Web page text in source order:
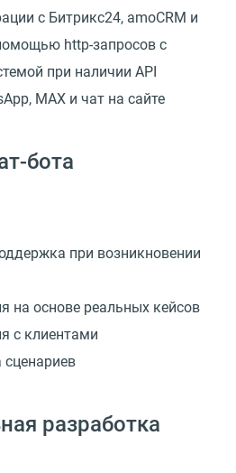
с Битрикс24, amoCRM и
http-запросов с
при наличии API
MAX и чат на сайте
бота
при возникновении
на основе реальных кейсов
с клиентами
сценариев
разработка